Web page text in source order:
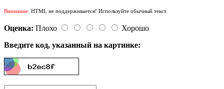
Внимание: HTML не поддерживается! Используйте обычный текст.
Оценка: Плохо
Хорошо
Введите код, указанный на картинке: